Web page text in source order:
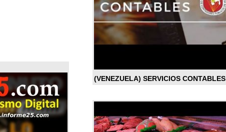
(VENEZUELA) SERVICIOS CONTABLES